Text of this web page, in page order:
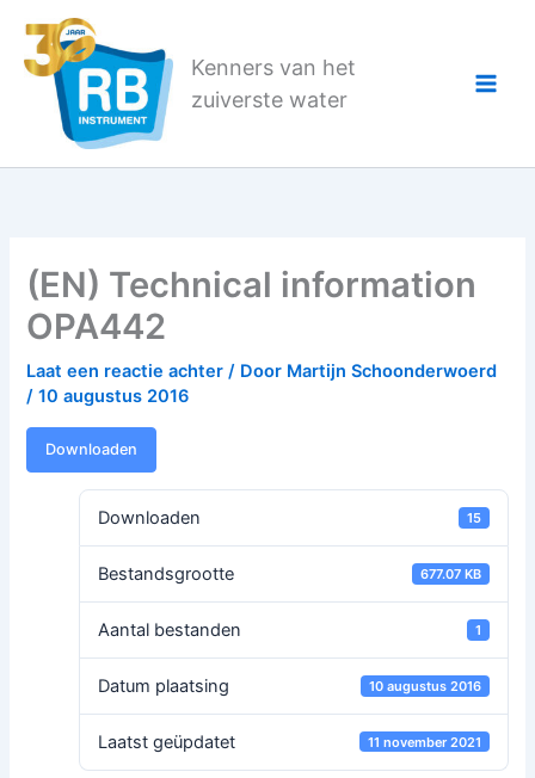
naar
Kenners van het
zuiverste water
(EN) Technical information
OPA442
Laat een reactie achter / Door Martijn Schoonderwoerd
/10 augustus 2016
Downloaden
Downloaden 15
Bestandsgrootte 677.07 KB
Aantal bestanden 1
Datum plaatsing 10 augustus 2016
Laatst geüpdatet 11 november 2021